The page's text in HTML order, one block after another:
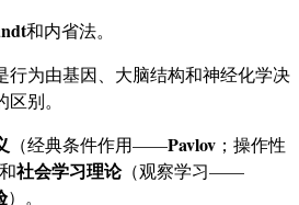
和内省法。
行为由基因、大脑结构和神经化学决
区别。
（经典条件作用——Pavlov ；操作性
社会学习理论（观察学习——
）。